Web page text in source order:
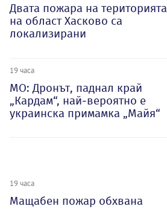
Двата пожара на територията
на област Хасково са
локализирани
19 часа
МО: Дронът, паднал край
„Кардам“, най-вероятно е
украинска примамка „Майя“
19 часа
Мащабен пожар обхвана